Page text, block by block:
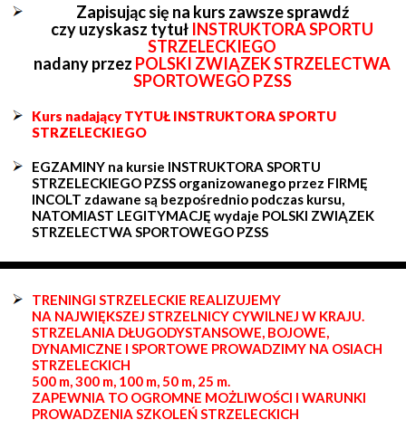
Zapisując się na kurs zawsze sprawdź
czy uzyskasz tytuł INSTRUKTORA SPORTU
STRZELECKIEGO
nadany przez POLSKI ZWIĄZEK STRZELECTWA
SPORTOWEGO PZSS
Kurs nadający TYTUŁ INSTRUKTORA SPORTU
STRZELECKIEGO
EGZAMINY na kursie INSTRUKTORA SPORTU
STRZELECKIEGO PZSS organizowanego przez FIRMĘ
INCOLT zdawane są bezpośrednio podczas kursu,
NATOMIAST LEGITYMACJĘ wydaje POLSKI ZWIĄZEK
STRZELECTWA SPORTOWEGO PZSS
TRENINGI STRZELECKIE REALIZUJEMY
NA NAJWIĘKSZEJ STRZELNICY CYWILNEJ W KRAJU.
STRZELANIA DŁUGODYSTANSOWE, BOJOWE,
DYNAMICZNE I SPORTOWE PROWADZIMY NA OSIACH
STRZELECKICH
500 m, 300 m, 100 m, 50 m, 25 m.
ZAPEWNIA TO OGROMNE MOŻLIWOŚCI I WARUNKI
PROWADZENIA SZKOLEŃ STRZELECKICH